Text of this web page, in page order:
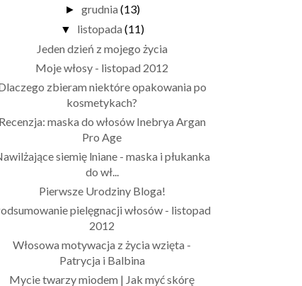
► grudnia (13)
▼ listopada (11)
Jeden dzień z mojego życia
Moje włosy - listopad 2012
zbieram niektóre opakowania po
kosmetykach?
Recenzja: maska do włosów Inebrya Argan
Pro Age
siemię lniane - maska i płukanka
do wł...
Pierwsze Urodziny Bloga!
pielęgnacji włosów - listopad
2012
Włosowa motywacja z życia wzięta -
Patrycja i Balbina
Mycie twarzy miodem | Jak myć skórę